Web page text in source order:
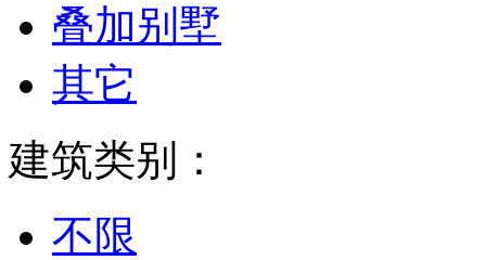
叠加别墅
其它
建筑类别：
不限